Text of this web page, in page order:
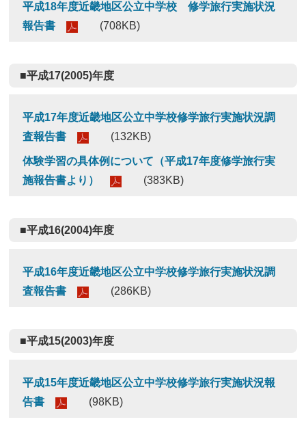
平成18年度近畿地区公立中学校 修学旅行実施状況
報告書
(708KB)
■平成17(2005)年度
平成17年度近畿地区公立中学校修学旅行実施状況調
査報告書
(132KB)
体験学習の具体例について（平成17年度修学旅行実
施報告書より）
(383KB)
■平成16(2004)年度
平成16年度近畿地区公立中学校修学旅行実施状況調
査報告書
(286KB)
■平成15(2003)年度
平成15年度近畿地区公立中学校修学旅行実施状況報
告書
(98KB)